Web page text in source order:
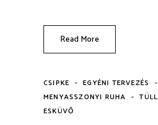
Read More
CSIPKE - EGYÉNI TERVEZÉS -
MENYASSZONYI RUHA - TÜLL
ESKÜVŐ